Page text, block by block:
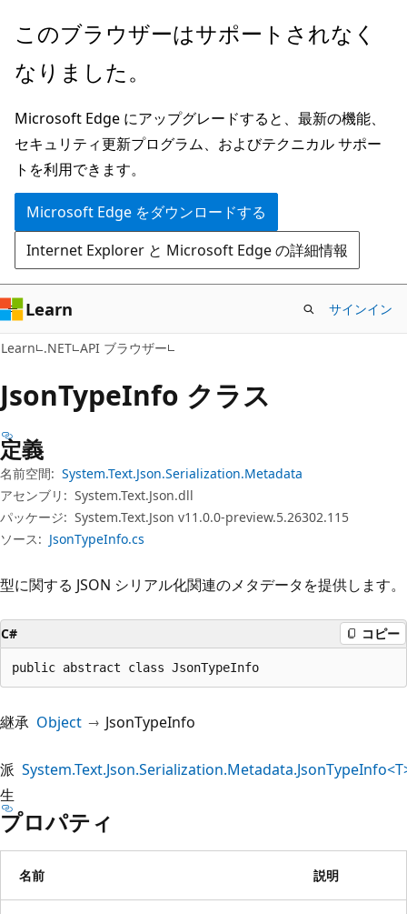
メ
ン
ン
テ
ン
ツ
に
ス
キ
ッ
プ
ペ
ジ
ナ
ビ
ゲ
ー
シ
ョ
ン
に
ス
キ
プ
このブラウザーはサポートされなく
なりました。
Microsoft Edge にアップグレードすると、最新の機能、
セキュリティ更新プログラム、およびテクニカル サポー
トを利用できます。
Microsoft Edge をダウンロードする
Internet Explorer と Microsoft Edge の詳細情報
Learn サインイン
Learn .NET API ブラウザー
JsonTypeInfo クラス
定義
名前空間: System.Text.Json.Serialization.Metadata
アセンブリ: System.Text.Json.dll
パッケージ: System.Text.Json v11.0.0-preview.5.26302.115
ソース: JsonTypeInfo.cs
型に関する JSON シリアル化関連のメタデータを提供します。
C# コピー
public abstract class JsonTypeInfo
継承 Object JsonTypeInfo
派
生
プロパティ
名前 説明